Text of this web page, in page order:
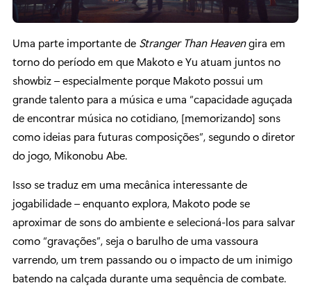
Uma parte importante de Stranger Than Heavengira em
torno do período em que Makoto e Yu atuam juntos no
showbiz – especialmente porque Makoto possui um
grande talento para a música e uma “capacidade aguçada
de encontrar música no cotidiano, [memorizando] sons
como ideias para futuras composições”, segundo o diretor
do jogo, Mikonobu Abe.
Isso se traduz em uma mecânica interessante de
jogabilidade – enquanto explora, Makoto pode se
aproximar de sons do ambiente e selecioná-los para salvar
como “gravações”, seja o barulho de uma vassoura
varrendo, um trem passando ou o impacto de um inimigo
batendo na calçada durante uma sequência de combate.